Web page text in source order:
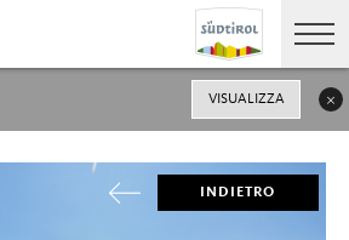
INDIETRO
VISUALIZZA